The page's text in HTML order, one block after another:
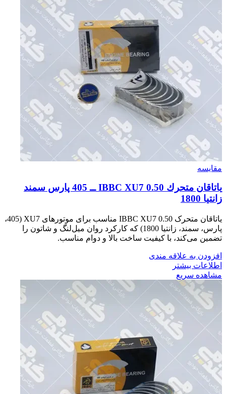
مقایسه
ياتاقان متحرك IBBC XU7 0.50 ــ 405 پارس سمند
زانتيا 1800
یاتاقان متحرک IBBC XU7 0.50 مناسب برای موتورهای XU7 (405،
پارس، سمند، زانتیا 1800) که کارکرد روان میل‌لنگ و شاتون را
تضمین می‌کند، با کیفیت ساخت بالا و دوام مناسب.
افزودن به علاقه مندی
اطلاعات بیشتر
مشاهده سریع